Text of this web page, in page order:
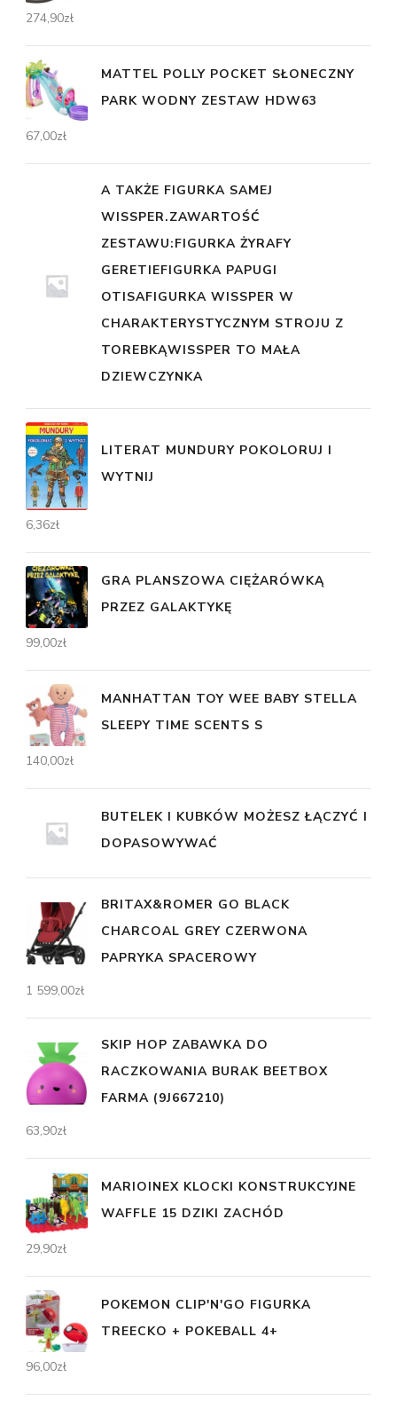
274,90zł
MATTEL POLLY POCKET SŁONECZNY
PARK WODNY ZESTAW HDW63
67,00zł
A TAKŻE FIGURKA SAMEJ
WISSPER.ZAWARTOŚĆ
ZESTAWU:FIGURKA ŻYRAFY
GERETIEFIGURKA PAPUGI
OTISAFIGURKA WISSPER W
CHARAKTERYSTYCZNYM STROJU Z
TOREBKĄWISSPER TO MAŁA
DZIEWCZYNKA
LITERAT MUNDURY POKOLORUJ I
WYTNIJ
6,36zł
GRA PLANSZOWA CIĘŻARÓWKĄ
PRZEZ GALAKTYKĘ
99,00zł
MANHATTAN TOY WEE BABY STELLA
SLEEPY TIME SCENTS S
140,00zł
BUTELEK I KUBKÓW MOŻESZ ŁĄCZYĆ I
DOPASOWYWAĆ
BRITAX&ROMER GO BLACK
CHARCOAL GREY CZERWONA
PAPRYKA SPACEROWY
1 599,00zł
SKIP HOP ZABAWKA DO
RACZKOWANIA BURAK BEETBOX
FARMA (9J667210)
63,90zł
MARIOINEX KLOCKI KONSTRUKCYJNE
WAFFLE 15 DZIKI ZACHÓD
29,90zł
POKEMON CLIP'N'GO FIGURKA
TREECKO + POKEBALL 4+
96,00zł